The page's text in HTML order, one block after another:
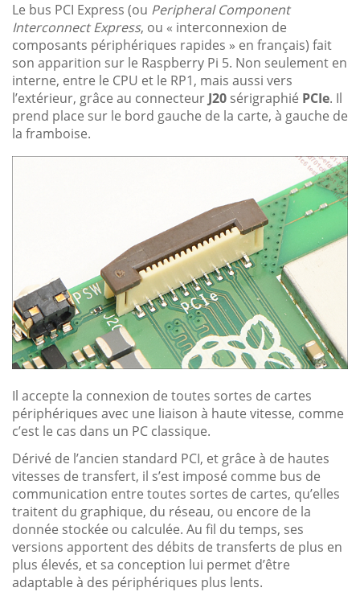
Le bus PCI Express (ou Peripheral Component
Interconnect Express, ou « interconnexion de
composants périphériques rapides » en français) fait
son apparition sur le Raspberry Pi 5. Non seulement en
interne, entre le CPU et le RP1, mais aussi vers
l’extérieur, grâce au connecteur J20 sérigraphié PCIe. Il
prend place sur le bord gauche de la carte, à gauche de
la framboise.
Il accepte la connexion de toutes sortes de cartes
périphériques avec une liaison à haute vitesse, comme
c’est le cas dans un PC classique.
Dérivé de l’ancien standard PCI, et grâce à de hautes
vitesses de transfert, il s’est imposé comme bus de
communication entre toutes sortes de cartes, qu’elles
traitent du graphique, du réseau, ou encore de la
donnée stockée ou calculée. Au fil du temps, ses
versions apportent des débits de transferts de plus en
plus élevés, et sa conception lui permet d’être
adaptable à des périphériques plus lents.